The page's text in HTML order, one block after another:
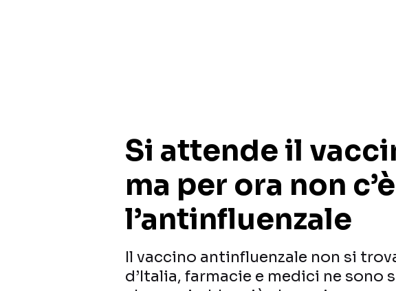
Si attende il
ma per ora non
l’antinfluenzale
Il vaccino antinfluenzale non si
d’Italia, farmacie e medici ne sono